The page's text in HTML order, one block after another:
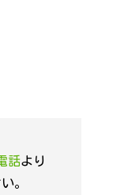
話より
。